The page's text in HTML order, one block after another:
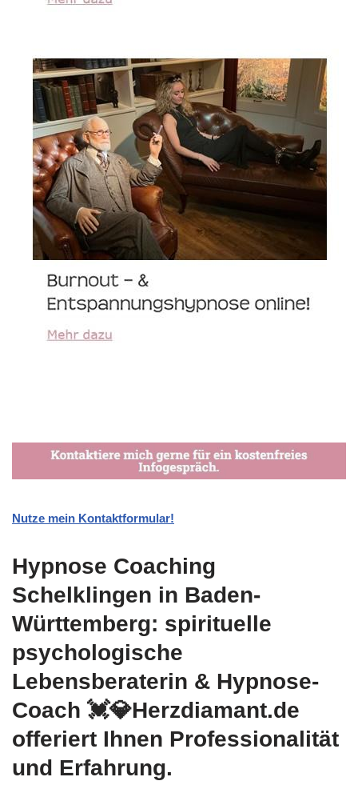
Nutze mein Kontaktformular!
Hypnose Coaching
Schelklingen in Baden-
Württemberg: spirituelle
psychologische
Lebensberaterin & Hypnose-
Coach 💓️💎Herzdiamant.de
offeriert Ihnen Professionalität
und Erfahrung.